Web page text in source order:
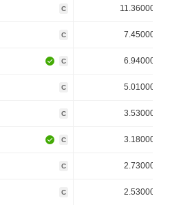
C 11.360000%
C 7.450000%
C 6.940000%
C 5.010000%
C 3.530000%
C 3.180000%
C 2.730000%
C 2.530000%